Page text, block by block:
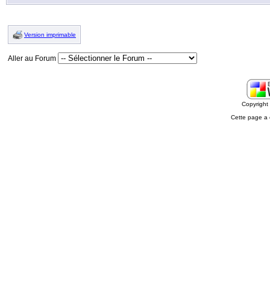
Version imprimable
Aller au Forum
Cette page a